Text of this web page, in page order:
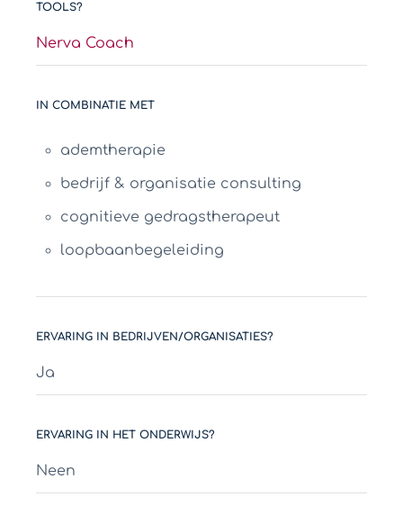
TOOLS?
Nerva Coach
IN COMBINATIE MET
ademtherapie
bedrijf & organisatie consulting
cognitieve gedragstherapeut
loopbaanbegeleiding
ERVARING IN BEDRIJVEN/ORGANISATIES?
Ja
ERVARING IN HET ONDERWIJS?
Neen